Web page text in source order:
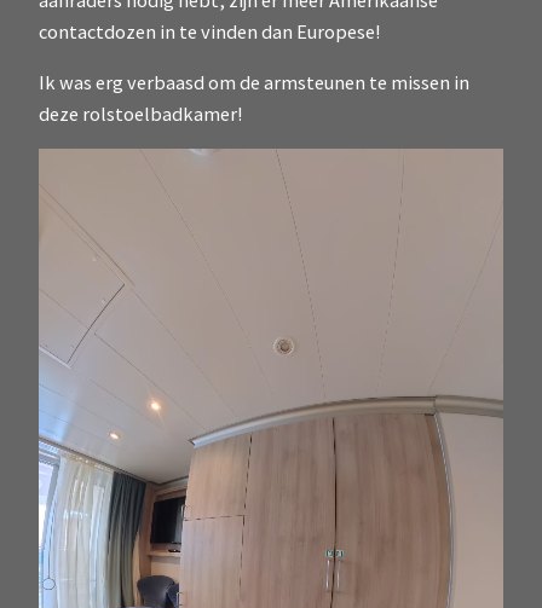
contactdozen in te vinden dan Europese!
Ik was erg verbaasd om de armsteunen te missen in
deze rolstoelbadkamer!